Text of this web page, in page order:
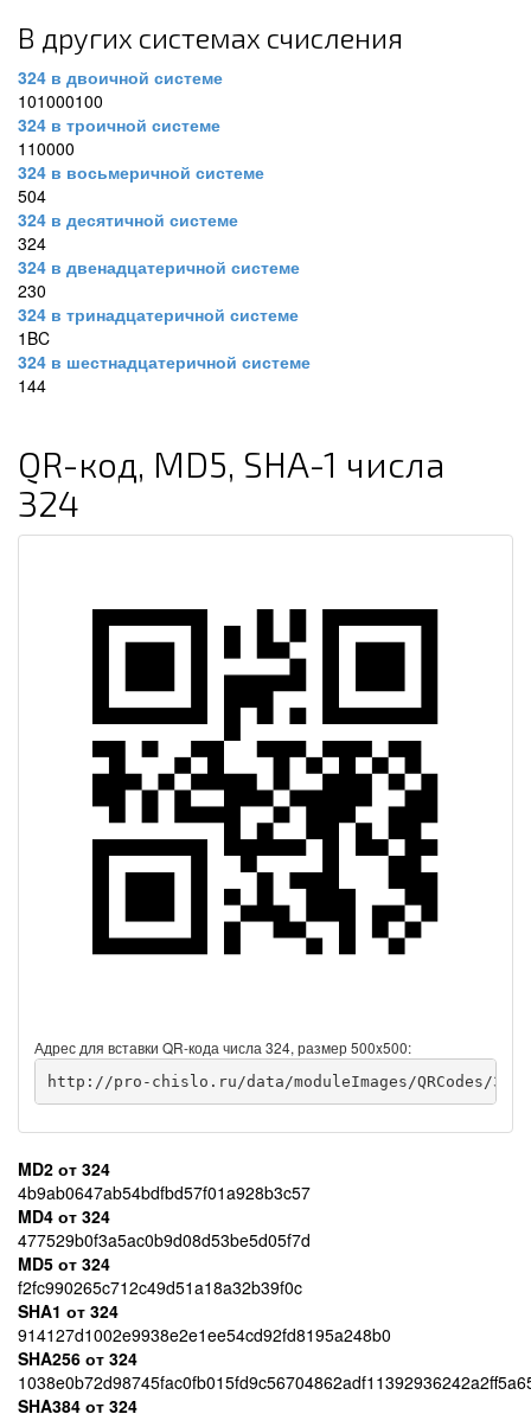
В других системах счисления
324 в двоичной системе
101000100
324 в троичной системе
110000
324 в восьмеричной системе
504
324 в десятичной системе
324
324 в двенадцатеричной системе
230
324 в тринадцатеричной системе
1BC
324 в шестнадцатеричной системе
144
QR-код, MD5, SHA-1 числа
324
Адрес для вставки QR-кода числа 324, размер 500x500:
http://pro-chislo.ru/data/moduleImages/QRCodes/324/
MD2 от 324
4b9ab0647ab54bdfbd57f01a928b3c57
MD4 от 324
477529b0f3a5ac0b9d08d53be5d05f7d
MD5 от 324
f2fc990265c712c49d51a18a32b39f0c
SHA1 от 324
914127d1002e9938e2e1ee54cd92fd8195a248b0
SHA256 от 324
SHA384 от 324